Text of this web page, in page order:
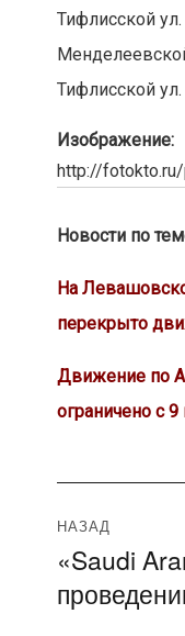
Тифлисской
Тифлисской
Изображение:
http://
Новости по
На
перекрыто
Движение по
ограничено с 9
Навигация
по
записям
НАЗАД
Предыдущая
запись:
«Saudi